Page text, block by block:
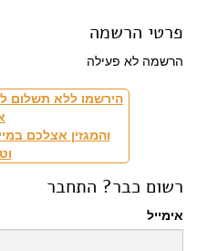
פרטי הרשמה
הרשמה לא פעילה
הירשמו ללא תשלום
והמגזין אצלכם
רשום כבר? התחבר
אימייל